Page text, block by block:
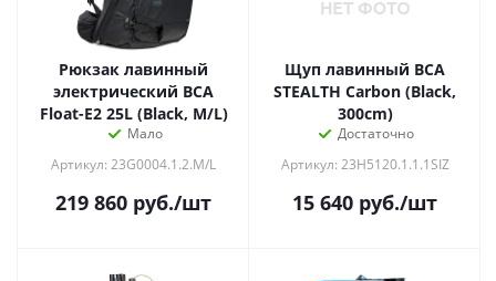
Рюкзак лавинный
электрический BCA
Float-E2 25L (Black, M/L)
Мало
Артикул: 23G0004.1.2.M/L
219 860 руб./шт
Щуп лавинный BCA
STEALTH Carbon (Black,
300cm)
Достаточно
Артикул: 23H5120.1.1.1SIZ
15 640 руб./шт